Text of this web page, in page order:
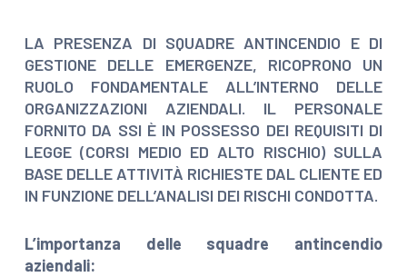
LA PRESENZA DI SQUADRE ANTINCENDIO E DI
GESTIONE DELLE EMERGENZE, RICOPRONO UN
RUOLO FONDAMENTALE ALL’INTERNO DELLE
ORGANIZZAZIONI AZIENDALI. IL PERSONALE
FORNITO DA SSI È IN POSSESSO DEI REQUISITI DI
LEGGE (CORSI MEDIO ED ALTO RISCHIO) SULLA
BASE DELLE ATTIVITÀ RICHIESTE DAL CLIENTE ED
IN FUNZIONE DELL’ANALISI DEI RISCHI CONDOTTA.
L’importanza delle squadre antincendio
aziendali: